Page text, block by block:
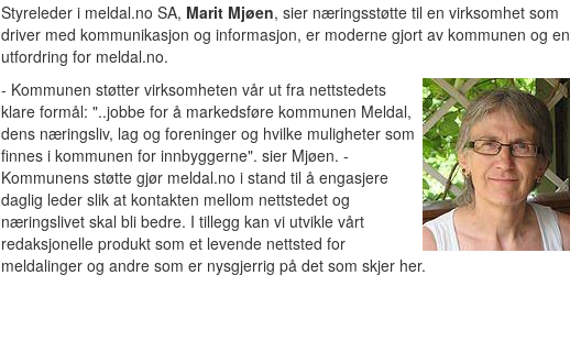
Styreleder i meldal.no SA, Marit Mjøen, sier næringsstøtte til en virksomhet som
driver med kommunikasjon og informasjon, er moderne gjort av kommunen og en
utfordring for meldal.no.
- Kommunen støtter virksomheten vår ut fra nettstedets
klare formål: "..jobbe for å markedsføre kommunen Meldal,
dens næringsliv, lag og foreninger og hvilke muligheter som
finnes i kommunen for innbyggerne". sier Mjøen. -
Kommunens støtte gjør meldal.no i stand til å engasjere
daglig leder slik at kontakten mellom nettstedet og
næringslivet skal bli bedre. I tillegg kan vi utvikle vårt
redaksjonelle produkt som et levende nettsted for
meldalinger og andre som er nysgjerrig på det som skjer her.